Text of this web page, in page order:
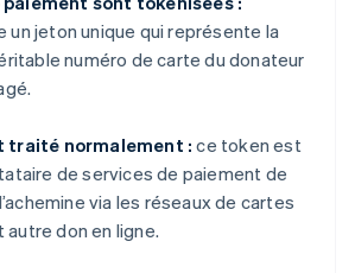
un jeton unique qui représente la
numéro de carte du donateur
traité normalement : ce token est
de services de paiement de
via les réseaux de cartes
don en ligne.